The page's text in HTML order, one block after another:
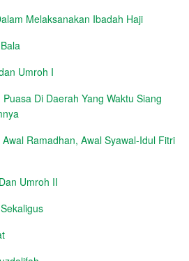
Melaksanakan Ibadah Haji
Umroh I
Di Daerah Yang Waktu Siang
Ramadhan, Awal Syawal-Idul Fitri
Umroh II